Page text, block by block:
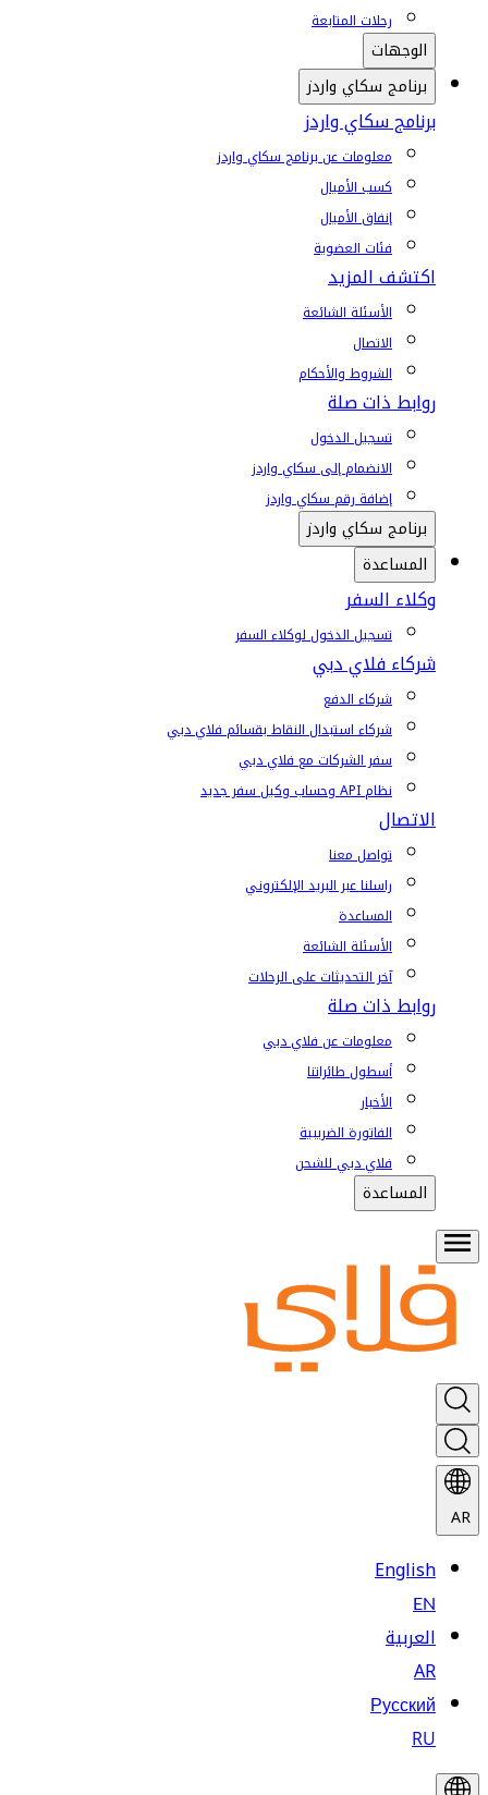
رحلات المتابعة
الوجهات
برنامج سكاي واردز
برنامج سكاي واردز
معلومات عن برنامج سكاي واردز
كسب الأميال
إنفاق الأميال
فئات العضوية
اكتشف المزيد
الأسئلة الشائعة
الاتصال
الشروط والأحكام
روابط ذات صلة
تسجيل الدخول
الانضمام إلى سكاي واردز
إضافة رقم سكاي واردز
برنامج سكاي واردز
المساعدة
وكلاء السفر
تسجيل الدخول لوكلاء السفر
شركاء فلاي دبي
شركاء الدفع
شركاء استبدال النقاط بقسائم فلاي دبي
سفر الشركات مع فلاي دبي
نظام API وحساب وكيل سفر جديد
الاتصال
تواصل معنا
راسلنا عبر البريد الإلكتروني
المساعدة
الأسئلة الشائعة
آخر التحديثات على الرحلات
روابط ذات صلة
معلومات عن فلاي دبي
أسطول طائراتنا
الأخبار
الفاتورة الضريبية
فلاي دبي للشحن
المساعدة
AR
English
EN
العربية
AR
Русский
RU